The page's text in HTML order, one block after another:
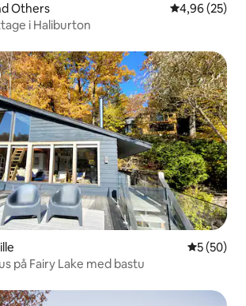
Others 4,96 av 5 i
4,96 (25)
i Haliburton
5 av 5 i
5 (50)
på Fairy Lake med bastu